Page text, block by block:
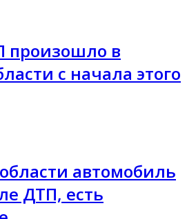
произошло в
с начала этого
автомобиль
ДТП, есть